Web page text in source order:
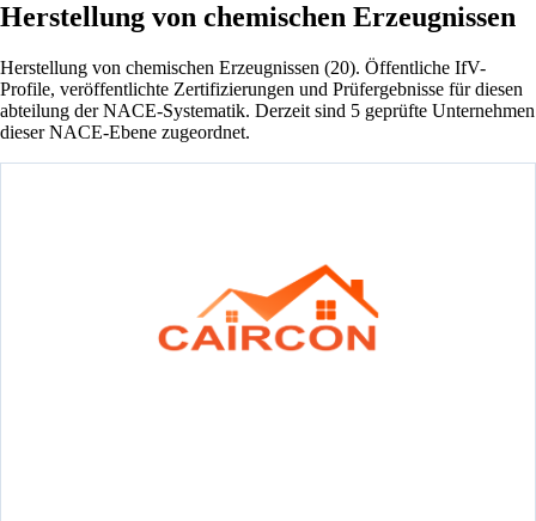
Herstellung von chemischen Erzeugnissen
Herstellung von chemischen Erzeugnissen (20). Öffentliche IfV-
Profile, veröffentlichte Zertifizierungen und Prüfergebnisse für diesen
abteilung der NACE-Systematik. Derzeit sind 5 geprüfte Unternehmen
dieser NACE-Ebene zugeordnet.